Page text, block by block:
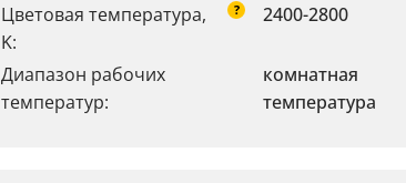
Цветовая температура,
K:
? 2400-2800
Диапазон рабочих
температур:
комнатная
температура